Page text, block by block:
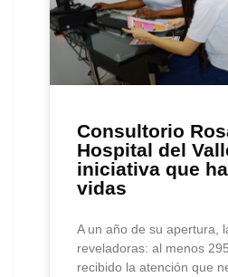
Consultorio
Hospital del
iniciativa que
vidas
A un año de su apertura,
reveladoras: al menos
recibido la atención que